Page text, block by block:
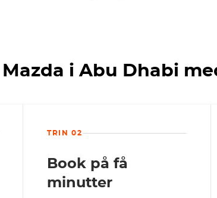
i Abu Dhabi
TRIN 02
Book på få
minutter